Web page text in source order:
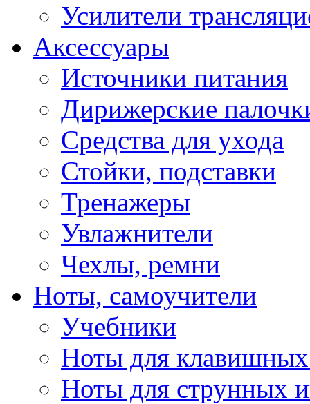
Усилители
Аксессуары
Источники питания
Дирижерские
Средства для ухода
Стойки, подставки
Тренажеры
Увлажнители
Чехлы, ремни
Ноты, самоучители
Учебники
Ноты для клавишных
Ноты для струнных